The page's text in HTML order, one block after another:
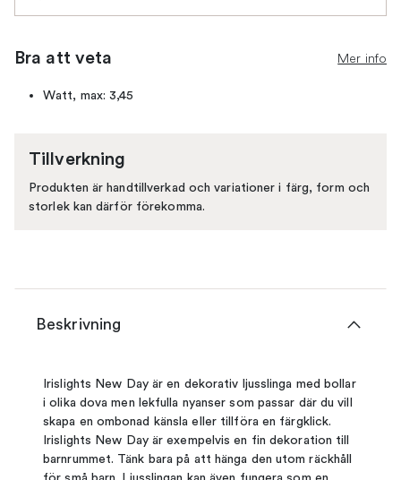
Bra att veta Mer info
Watt, max: 3,45
Tillverkning
Produkten är handtillverkad och variationer i färg, form och
storlek kan därför förekomma.
Beskrivning
Irislights New Day är en dekorativ ljusslinga med bollar
i olika dova men lekfulla nyanser som passar där du vill
skapa en ombonad känsla eller tillföra en färgklick.
Irislights New Day är exempelvis en fin dekoration till
barnrummet. Tänk bara på att hänga den utom räckhåll